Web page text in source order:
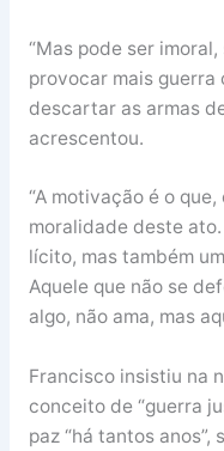
“Mas pode ser
provocar mais guerra
descartar as armas
acrescentou.
“A motivação é o
moralidade deste
lícito, mas também
Aquele que não se
algo, não ama, mas
Francisco insistiu na
conceito de “guerra
paz “há tantos